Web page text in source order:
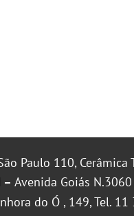
Paulo 110,
– Avenida Goiás
do Ó , 149, Tel.